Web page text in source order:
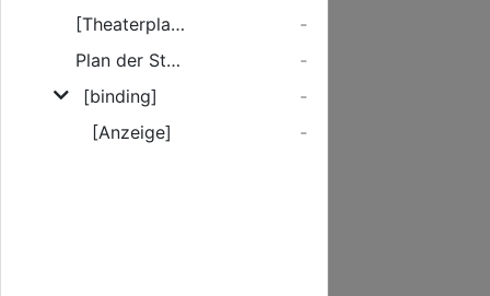
[Theaterplan]
-
Plan der Stadt Rostock
-
[binding]
-
[Anzeige]
-